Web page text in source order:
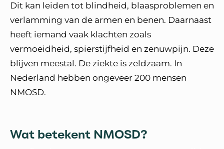
Dit kan leiden tot blindheid, blaasproblemen en
verlamming van de armen en benen. Daarnaast
heeft iemand vaak klachten zoals
vermoeidheid, spierstijfheid en zenuwpijn. Deze
blijven meestal. De ziekte is zeldzaam. In
Nederland hebben ongeveer 200 mensen
NMOSD.
Wat betekent NMOSD?